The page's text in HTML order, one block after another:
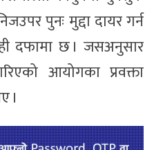
पुनः मुद्दा दायर गर्न
दफामा छ । जसअनुसार
आयोगका प्रवक्ता
।